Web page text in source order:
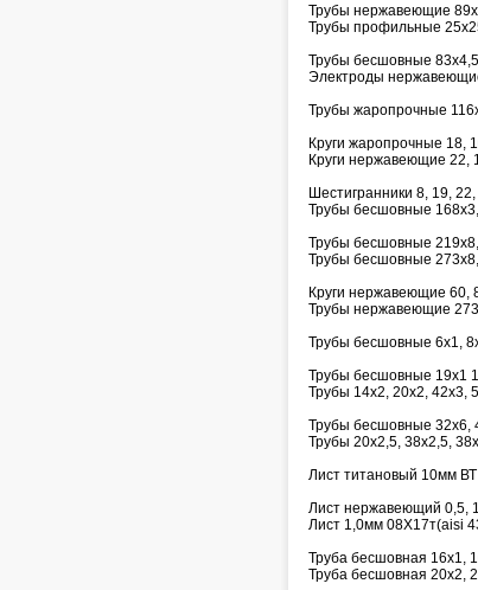
Трубы нержавеющие
Трубы профильные
Трубы бесшовные
Электроды
Трубы жаропрочные
Круги жаропрочные 18,
Круги нержавеющие 22,
Шестигранники 8, 19,
Трубы бесшовные
Трубы бесшовные
Трубы бесшовные
Круги нержавеющие 60,
Трубы нержавеющие
Трубы бесшовные 6х1,
Трубы бесшовные 19х1
Трубы 14х2, 20х2, 42х3,
Трубы бесшовные 32х6,
Трубы 20х2,5, 38х2,5,
Лист титановый 10мм
Лист нержавеющий 0,5,
Лист 1,0мм 08Х17т(aisi
Труба бесшовная 16х1,
Труба бесшовная 20х2,